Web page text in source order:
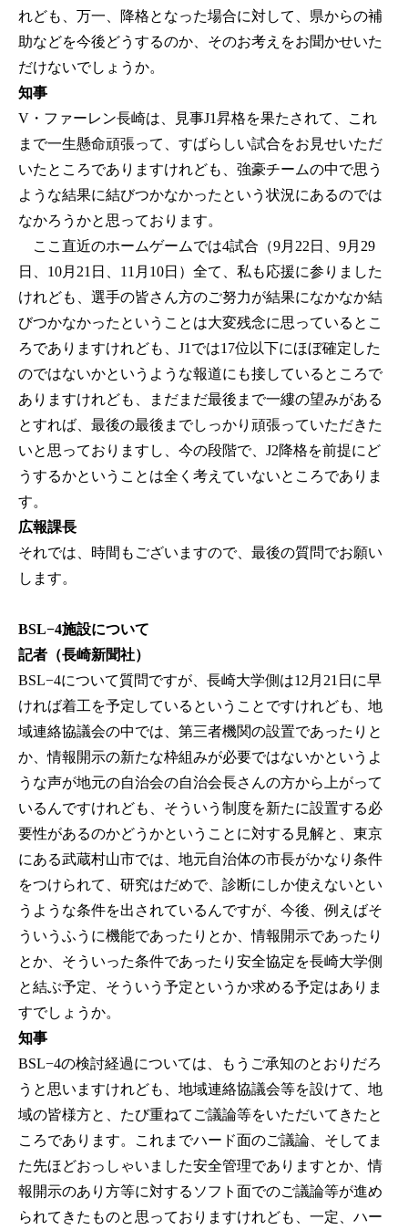
れども、万一、降格となった場合に対して、県からの補
助などを今後どうするのか、そのお考えをお聞かせいた
だけないでしょうか。
知事
V・ファーレン長崎は、見事J1昇格を果たされて、これ
まで一生懸命頑張って、すばらしい試合をお見せいただ
いたところでありますけれども、強豪チームの中で思う
ような結果に結びつかなかったという状況にあるのでは
なかろうかと思っております。
ここ直近のホームゲームでは4試合（9月22日、9月29
日、10月21日、11月10日）全て、私も応援に参りました
けれども、選手の皆さん方のご努力が結果になかなか結
びつかなかったということは大変残念に思っているとこ
ろでありますけれども、J1では17位以下にほぼ確定した
のではないかというような報道にも接しているところで
ありますけれども、まだまだ最後まで一縷の望みがある
とすれば、最後の最後までしっかり頑張っていただきた
いと思っておりますし、今の段階で、J2降格を前提にど
うするかということは全く考えていないところでありま
す。
広報課長
それでは、時間もございますので、最後の質問でお願い
します。
BSL−4施設について
記者（長崎新聞社）
BSL−4について質問ですが、長崎大学側は12月21日に早
ければ着工を予定しているということですけれども、地
域連絡協議会の中では、第三者機関の設置であったりと
か、情報開示の新たな枠組みが必要ではないかというよ
うな声が地元の自治会の自治会長さんの方から上がって
いるんですけれども、そういう制度を新たに設置する必
要性があるのかどうかということに対する見解と、東京
にある武蔵村山市では、地元自治体の市長がかなり条件
をつけられて、研究はだめで、診断にしか使えないとい
うような条件を出されているんですが、今後、例えばそ
ういうふうに機能であったりとか、情報開示であったり
とか、そういった条件であったり安全協定を長崎大学側
と結ぶ予定、そういう予定というか求める予定はありま
すでしょうか。
知事
BSL−4の検討経過については、もうご承知のとおりだろ
うと思いますけれども、地域連絡協議会等を設けて、地
域の皆様方と、たび重ねてご議論等をいただいてきたと
ころであります。これまでハード面のご議論、そしてま
た先ほどおっしゃいました安全管理でありますとか、情
報開示のあり方等に対するソフト面でのご議論等が進め
られてきたものと思っておりますけれども、一定、ハー